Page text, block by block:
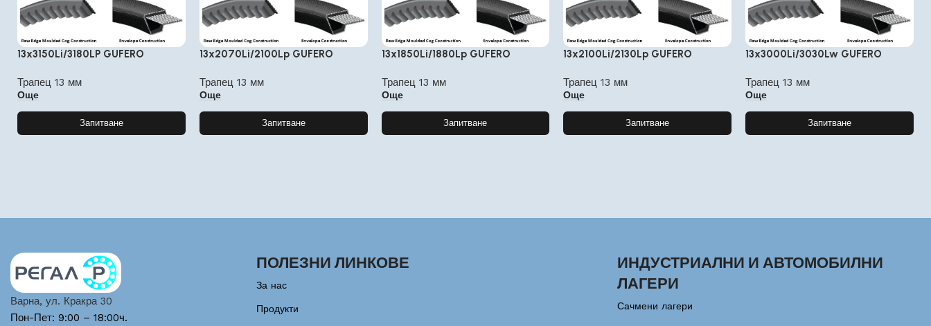
13x3150Li/3180LP GUFERO
Трапец 13 мм
Още
Запитване
13x2070Li/2100Lp GUFERO
Трапец 13 мм
Още
Запитване
13x1850Li/1880Lp GUFERO
Трапец 13 мм
Още
Запитване
13x2100Li/2130Lp GUFERO
Трапец 13 мм
Още
Запитване
13x3000Li/3030Lw GUFERO
Трапец 13 мм
Още
Запитване
Варна, ул. Кракра 30
Пон-Пет: 9:00 – 18:00ч.
ПОЛЕЗНИ ЛИНКОВЕ
За нас
Продукти
ИНДУСТРИАЛНИ И АВТОМОБИЛНИ
ЛАГЕРИ
Сачмени лагери